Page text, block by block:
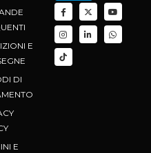
E
DI
E